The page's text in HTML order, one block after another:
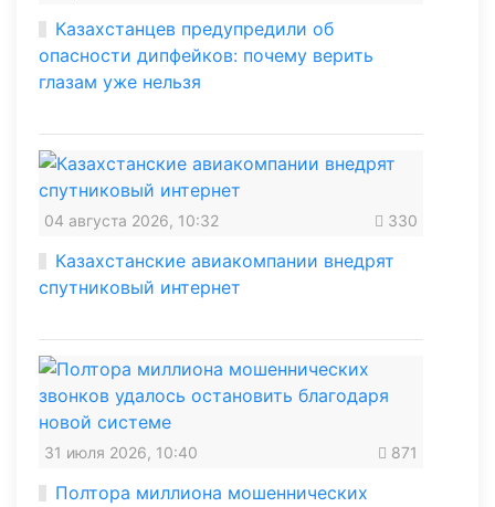
Казахстанцев предупредили об
опасности дипфейков: почему верить
глазам уже нельзя
04 августа 2026, 10:32 330
Казахстанские авиакомпании внедрят
спутниковый интернет
31 июля 2026, 10:40 871
Полтора миллиона мошеннических